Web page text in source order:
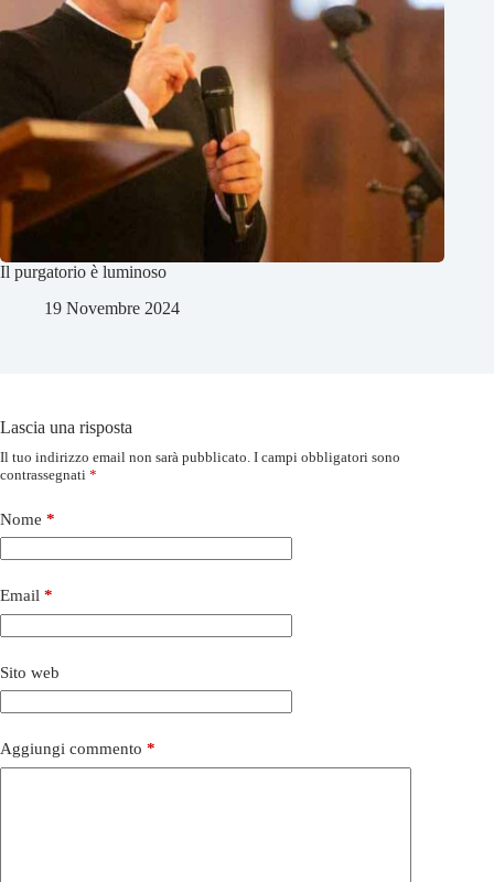
Il purgatorio è luminoso
19 Novembre 2024
Lascia una risposta
Il tuo indirizzo email non sarà pubblicato. I campi obbligatori sono
contrassegnati *
Nome *
Email *
Sito web
Aggiungi commento *